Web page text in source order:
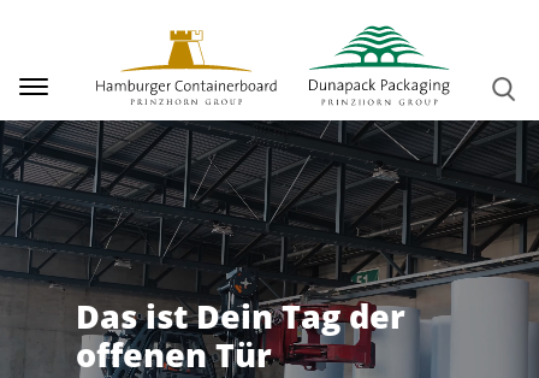
Toggle navigation
Das ist Dein Tag der
offenen Tür